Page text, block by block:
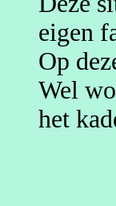
eigen
Op
Wel
het